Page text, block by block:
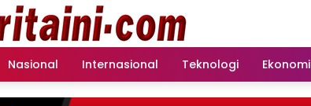
Nasional Internasional Teknologi Ekonomi